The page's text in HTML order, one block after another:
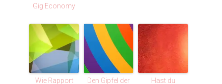
Gig Economy
Wie Rapport
Den Gipfel der
Hast du